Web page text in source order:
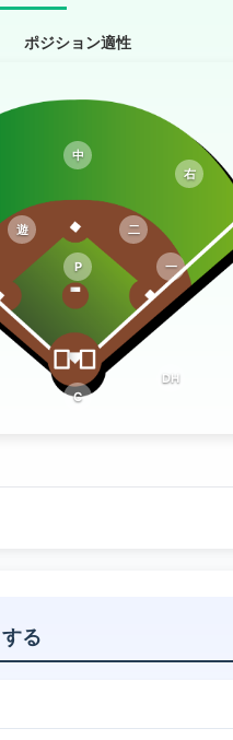
ポジション適性
P
C
一
二
遊
中
右
DH
る